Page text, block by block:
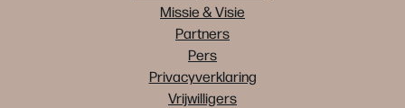
Missie & Visie
Partners
Pers
Privacyverklaring
Vrijwilligers